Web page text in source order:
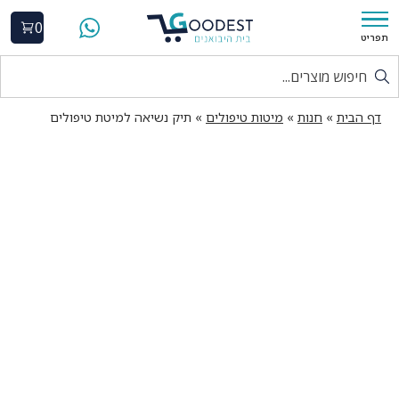
תפריט
0
דף הבית » חנות » מיטות טיפולים » תיק נשיאה למיטת טיפולים